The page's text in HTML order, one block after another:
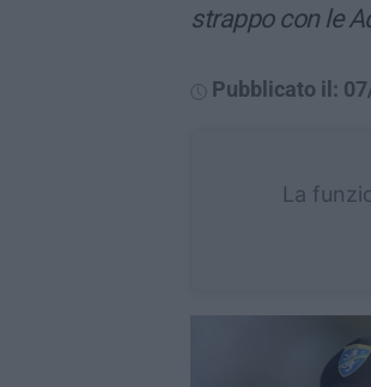
strappo con le
Pubblicato il:
La